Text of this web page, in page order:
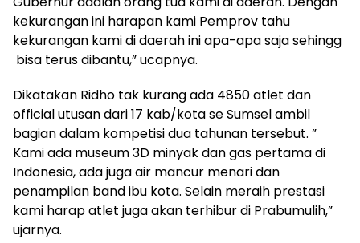
kekurangan ini harapan kami Pemprov tahu
kekurangan kami di daerah ini apa-apa saja sehingg
bisa terus dibantu,” ucapnya.
Dikatakan Ridho tak kurang ada 4850 atlet dan
official utusan dari 17 kab/kota se Sumsel ambil
bagian dalam kompetisi dua tahunan tersebut. ”
Kami ada museum 3D minyak dan gas pertama di
Indonesia, ada juga air mancur menari dan
penampilan band ibu kota. Selain meraih prestasi
kami harap atlet juga akan terhibur di Prabumulih,”
ujarnya.